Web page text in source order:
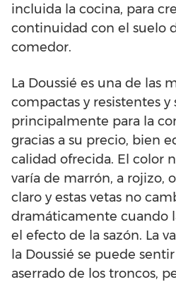
incluida la cocina, para
continuidad con el suelo
comedor.
La Doussié es una de las
compactas y resistentes y
principalmente para la
gracias a su precio, bien
calidad ofrecida. El color
varía de marrón, a rojizo,
claro y estas vetas no
dramáticamente cuando
el efecto de la sazón. La
la Doussié se puede
aserrado de los troncos,